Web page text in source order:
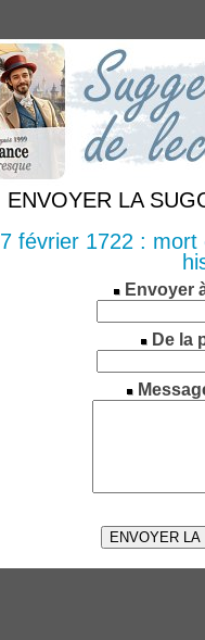
ENVOYER LA
7 février 1722 :
Envoyer
De la